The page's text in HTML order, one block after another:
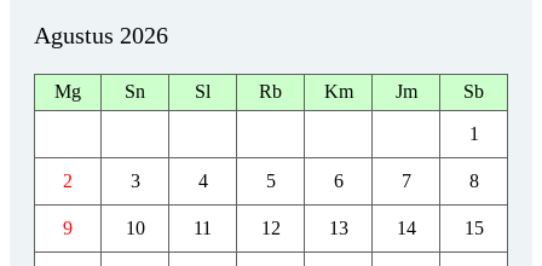
Agustus 2026
Mg Sn Sl Rb Km Jm Sb
1
2 3 4 5 6 7 8
9 10 11 12 13 14 15